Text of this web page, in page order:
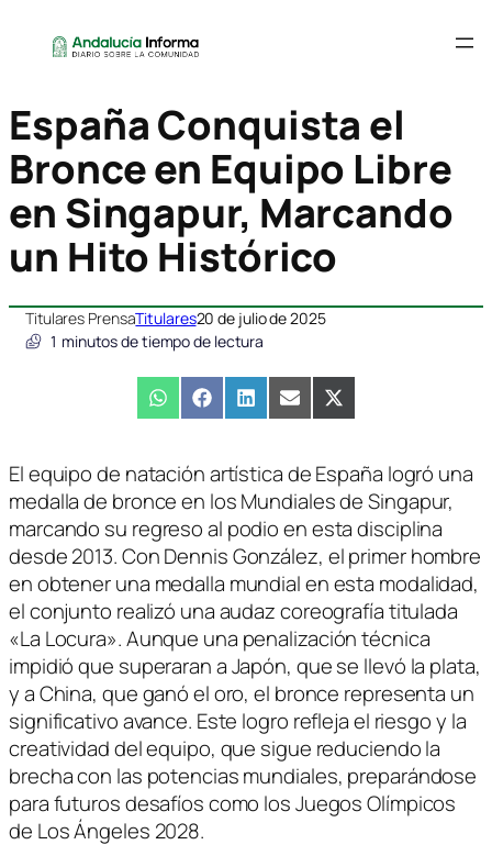
España Conquista el
Bronce en Equipo Libre
en Singapur, Marcando
un Hito Histórico
Titulares PrensaTitulares20 de julio de 2025
1 minutos de tiempo de lectura
Compartir
en
WhatsAppCompartir
en
FacebookCompartir
en
LinkedInCompartir
en
EmailCompartir
en
X
(Twitter)
El equipo de natación artística de España logró una
medalla de bronce en los Mundiales de Singapur,
marcando su regreso al podio en esta disciplina
desde 2013. Con Dennis González, el primer hombre
en obtener una medalla mundial en esta modalidad,
el conjunto realizó una audaz coreografía titulada
«La Locura». Aunque una penalización técnica
impidió que superaran a Japón, que se llevó la plata,
y a China, que ganó el oro, el bronce representa un
significativo avance. Este logro refleja el riesgo y la
creatividad del equipo, que sigue reduciendo la
brecha con las potencias mundiales, preparándose
para futuros desafíos como los Juegos Olímpicos
de Los Ángeles 2028.